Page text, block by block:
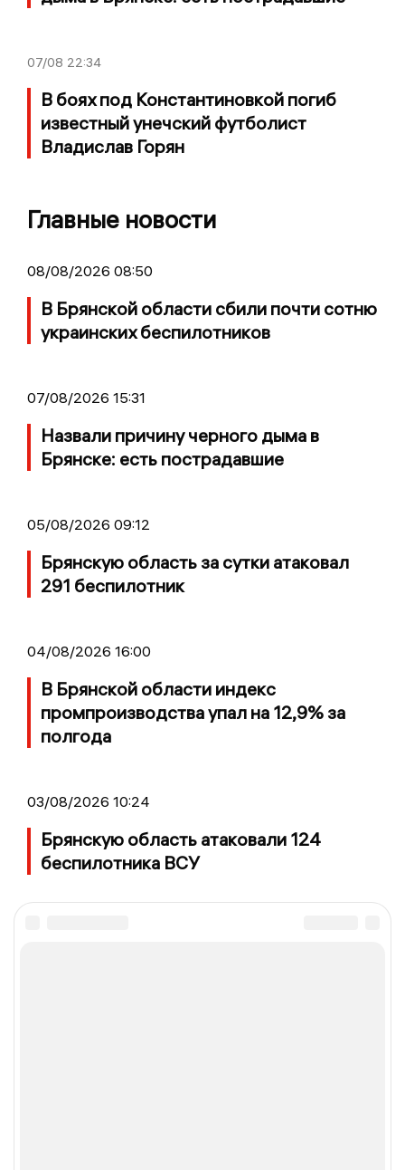
07/08 22:34
В боях под Константиновкой погиб
известный унечский футболист
Владислав Горян
Главные новости
08/08/2026 08:50
В Брянской области сбили почти сотню
украинских беспилотников
07/08/2026 15:31
Назвали причину черного дыма в
Брянске: есть пострадавшие
05/08/2026 09:12
Брянскую область за сутки атаковал
291 беспилотник
04/08/2026 16:00
В Брянской области индекс
промпроизводства упал на 12,9% за
полгода
03/08/2026 10:24
Брянскую область атаковали 124
беспилотника ВСУ